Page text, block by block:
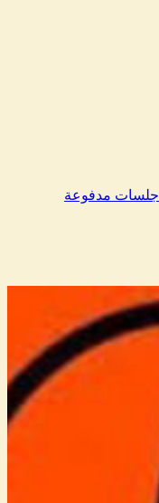
جلسات مدفوعة